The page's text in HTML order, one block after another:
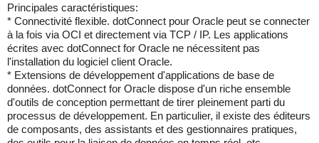
Principales caractéristiques:
* Connectivité flexible. dotConnect pour Oracle peut se connecter
à la fois via OCI et directement via TCP / IP. Les applications
écrites avec dotConnect for Oracle ne nécessitent pas
l'installation du logiciel client Oracle.
* Extensions de développement d'applications de base de
données. dotConnect for Oracle dispose d'un riche ensemble
d'outils de conception permettant de tirer pleinement parti du
processus de développement. En particulier, il existe des éditeurs
de composants, des assistants et des gestionnaires pratiques,